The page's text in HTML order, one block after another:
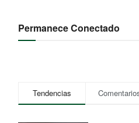
Permanece Conectado
Tendencias